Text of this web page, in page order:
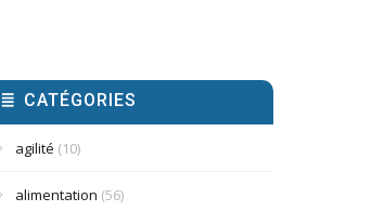
CATÉGORIES
agilité (10)
alimentation (56)